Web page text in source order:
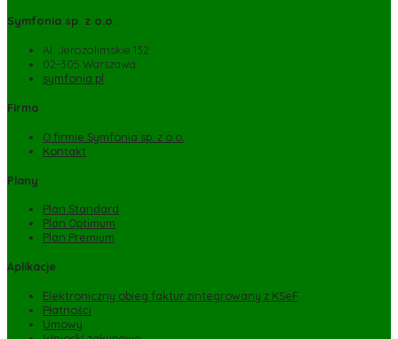
Symfonia sp. z o.o.
Al. Jerozolimskie 132
02-305 Warszawa
symfonia.pl
Firma
O firmie Symfonia sp. z o.o.
Kontakt
Plany
Plan Standard
Plan Optimum
Plan Premium
Aplikacje
Elektroniczny obieg faktur zintegrowany z KSeF
Płatności
Umowy